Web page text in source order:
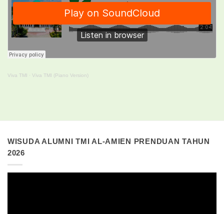
Viva TMI · Viva TMI (Piano Version)
WISUDA ALUMNI TMI AL-AMIEN PRENDUAN TAHUN
2026